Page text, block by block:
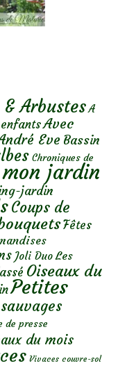
Arbustes A
Avec
Eve Bassin
Chroniques de
jardin
jardin
Coups de
Fêtes
Joli Duo Les
Oiseaux du
Petites
de presse
du mois
Vivaces couvre-sol